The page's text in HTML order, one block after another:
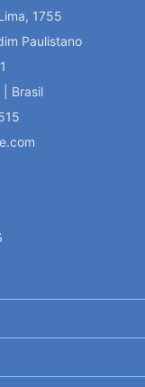
1755
Paulistano
| Brasil